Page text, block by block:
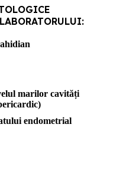
marilor cavități
endometrial